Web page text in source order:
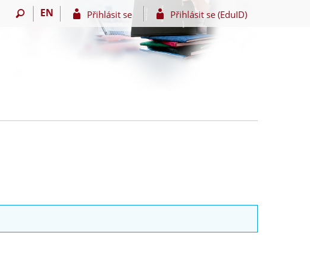
EN Přihlásit se Přihlásit se (EduID)